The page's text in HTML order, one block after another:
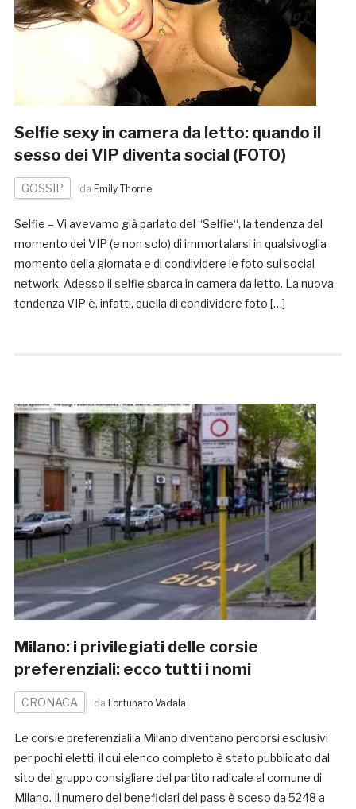
Selfie sexy in camera da letto: quando il
sesso dei VIP diventa social (FOTO)
GOSSIP da Emily Thorne
Selfie – Vi avevamo già parlato del “Selfie“, la tendenza del
momento dei VIP (e non solo) di immortalarsi in qualsivoglia
momento della giornata e di condividere le foto sui social
network. Adesso il selfie sbarca in camera da letto. La nuova
tendenza VIP è, infatti, quella di condividere foto […]
Milano: i privilegiati delle corsie
preferenziali: ecco tutti i nomi
CRONACA da Fortunato Vadala
Le corsie preferenziali a Milano diventano percorsi esclusivi
per pochi eletti, il cui elenco completo è stato pubblicato dal
sito del gruppo consigliare del partito radicale al comune di
Milano. Il numero dei beneficiari dei pass è sceso da 5248 a